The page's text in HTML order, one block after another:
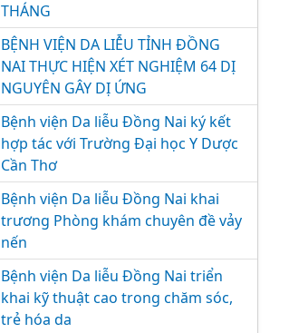
THÁNG
BỆNH VIỆN DA LIỄU TỈNH ĐỒNG
NAI THỰC HIỆN XÉT NGHIỆM 64 DỊ
NGUYÊN GÂY DỊ ỨNG
Bệnh viện Da liễu Đồng Nai ký kết
hợp tác với Trường Đại học Y Dược
Cần Thơ
Bệnh viện Da liễu Đồng Nai khai
trương Phòng khám chuyên đề vảy
nến
Bệnh viện Da liễu Đồng Nai triển
khai kỹ thuật cao trong chăm sóc,
trẻ hóa da